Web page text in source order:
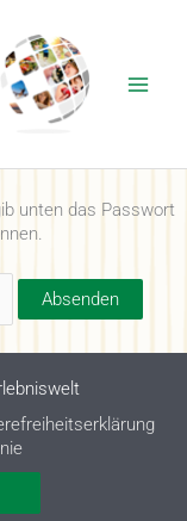
unten das Passwort